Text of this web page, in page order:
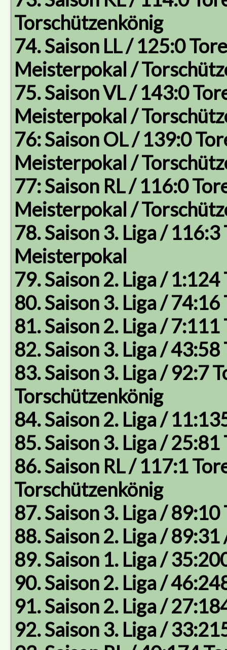
Torschützenkönig
74. Saison LL / 125:0
Meisterpokal /
75. Saison VL / 143:0
Meisterpokal /
76: Saison OL / 139:0
Meisterpokal /
77: Saison RL / 116:0
Meisterpokal /
78. Saison 3. Liga /
Meisterpokal
79. Saison 2. Liga /
80. Saison 3. Liga /
81. Saison 2. Liga /
82. Saison 3. Liga /
83. Saison 3. Liga / 92:7
Torschützenkönig
84. Saison 2. Liga /
85. Saison 3. Liga /
86. Saison RL / 117:1
Torschützenkönig
87. Saison 3. Liga /
88. Saison 2. Liga /
89. Saison 1. Liga /
90. Saison 2. Liga /
91. Saison 2. Liga /
92. Saison 3. Liga /